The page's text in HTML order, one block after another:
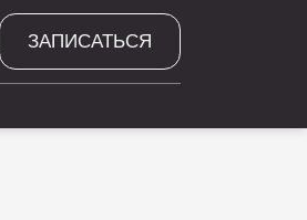
ЗАПИСАТЬСЯ